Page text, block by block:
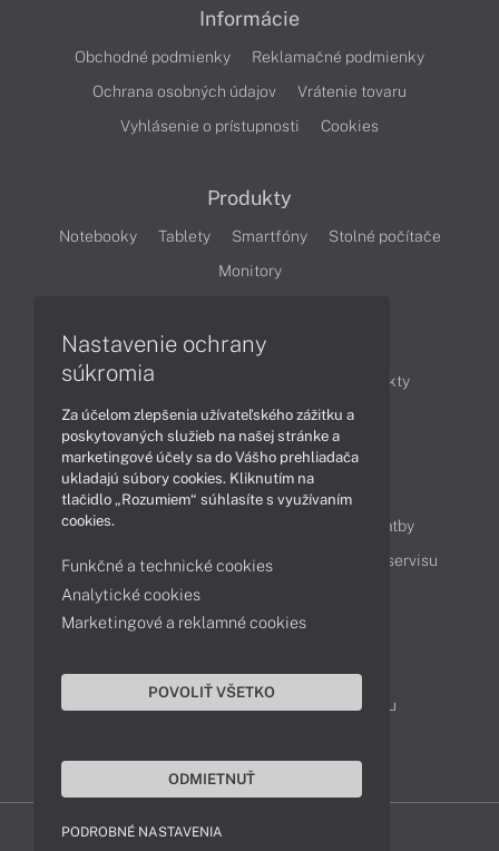
Informácie
Obchodné podmienky
Reklamačné podmienky
Ochrana osobných údajov
Vrátenie tovaru
Vyhlásenie o prístupnosti
Cookies
Produkty
Notebooky Tablety Smartfóny
Stolné počítače
Monitory
Články
Obchodné informácie
Produkty
Technológie
Videá
Obsah
Ako nakupovať
Možnosti doručenia a platby
Podpora a servis
Servisné služby Cenník servisu
Kontakty
043 4224 771
Obchodné oddelenie
Reklamácia tovaru
Nastavenie ochrany
súkromia
Za účelom zlepšenia užívateľského zážitku a
poskytovaných služieb na našej stránke a
marketingové účely sa do Vášho prehliadača
ukladajú súbory cookies. Kliknutím na
tlačidlo „Rozumiem“ súhlasíte s využívaním
cookies.
Funkčné a technické cookies
Analytické cookies
Marketingové a reklamné cookies
POVOLIŤ VŠETKO
ODMIETNUŤ
PODROBNÉ NASTAVENIA